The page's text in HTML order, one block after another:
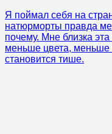
Я поймал себя на
натюрморты правда
почему. Мне близка
меньше цвета, меньше
становится тише.